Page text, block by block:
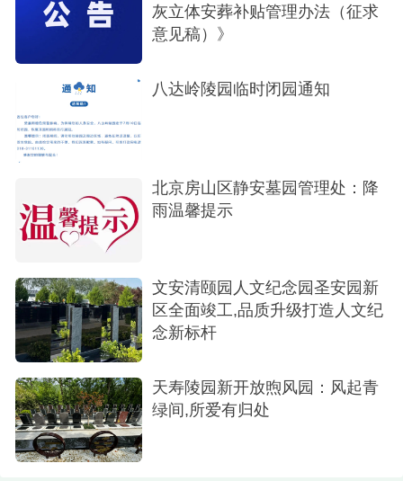
期：3月27日、28日;4月3日至5日，发车时间：
6:30-9:00;3月29日至4月2日、4月10日、11日，发
车时间：8:00;往返票价：25元/人。
(三)天慈公墓
7.陶然桥西500米-天慈公墓，营业日期：3月27
日、28日;4月3日至5日，发车时间：7:30-8:30;往返
票价：25元/人。
灰立体安葬补贴管理办法（征求
意见稿）》
八达岭陵园临时闭园通知
北京房山区静安墓园管理处：降
雨温馨提示
文安清颐园人文纪念园圣安园新
区全面竣工,品质升级打造人文纪
念新标杆
天寿陵园新开放煦风园：风起青
绿间,所爱有归处